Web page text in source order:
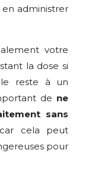
administrer
votre
la dose si
reste à un
de ne
sans
cela peut
pour